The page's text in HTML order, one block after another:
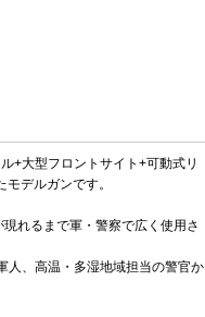
+大型フロントサイト+可動式リ
デルガンです。
れるまで軍・警察で広く使用さ
人、高温・多湿地域担当の警官か